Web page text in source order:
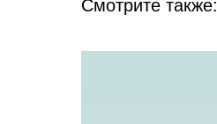
Смотрите также: